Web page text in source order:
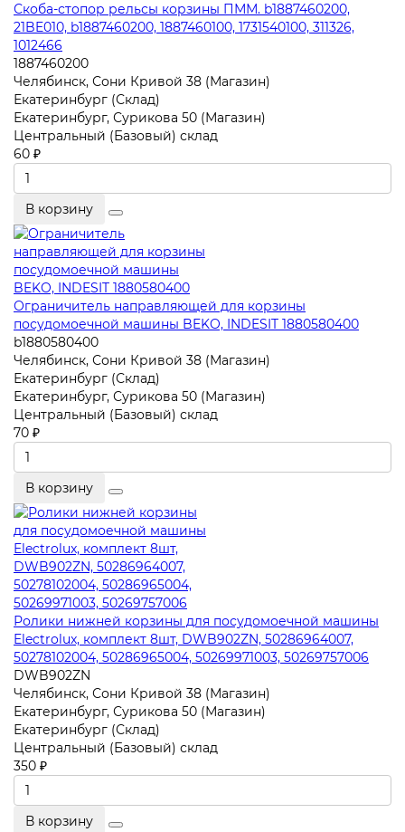
Скоба-стопор рельсы корзины ПММ. b1887460200,
21BE010, b1887460200, 1887460100, 1731540100, 311326,
1012466
1887460200
Челябинск, Сони Кривой 38 (Магазин)
Екатеринбург (Склад)
Екатеринбург, Сурикова 50 (Магазин)
Центральный (Базовый) склад
60 ₽
В корзину
Ограничитель направляющей для корзины
посудомоечной машины BEKO, INDESIT 1880580400
b1880580400
Челябинск, Сони Кривой 38 (Магазин)
Екатеринбург (Склад)
Екатеринбург, Сурикова 50 (Магазин)
Центральный (Базовый) склад
70 ₽
В корзину
Ролики нижней корзины для посудомоечной машины
Electrolux, комплект 8шт, DWB902ZN, 50286964007,
50278102004, 50286965004, 50269971003, 50269757006
DWB902ZN
Челябинск, Сони Кривой 38 (Магазин)
Екатеринбург, Сурикова 50 (Магазин)
Екатеринбург (Склад)
Центральный (Базовый) склад
350 ₽
В корзину